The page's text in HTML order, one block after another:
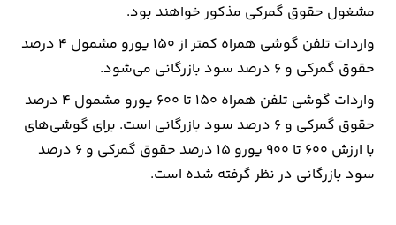
مشغول حقوق گمرکی مذکور خواهند بود.
واردات تلفن گوشی همراه کمتر از ۱۵۰ یورو مشمول ۴ درصد
حقوق گمرکی و ۶ درصد سود بازرگانی می‌شود.
واردات گوشی تلفن همراه ۱۵۰ تا ۶۰۰ یورو مشمول ۴ درصد
حقوق گمرکی و ۶ درصد سود بازرگانی است. برای گوشی‌های
با ارزش ۶۰۰ تا ۹۰۰ یورو ۱۵ درصد حقوق گمرکی و ۶ درصد
سود بازرگانی در نظر گرفته شده است.